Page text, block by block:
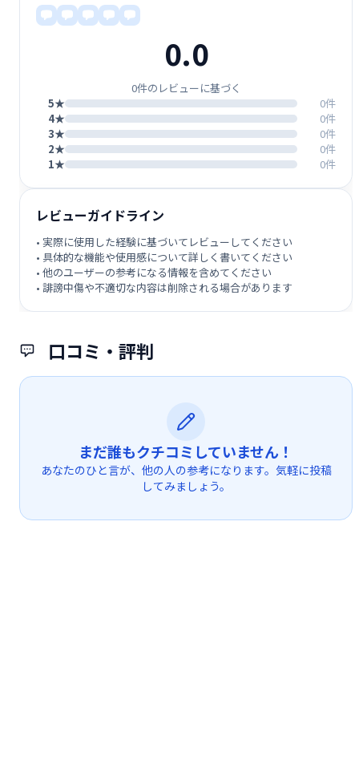
口コミ・評判
まだ誰もクチコミしていません！
あなたのひと言が、他の人の参考になります。気軽に投稿
してみましょう。
0.0
0件のレビューに基づく
5★
0件
4★
0件
3★
0件
2★
0件
1★
0件
レビューガイドライン
• 実際に使用した経験に基づいてレビューしてください
• 具体的な機能や使用感について詳しく書いてください
• 他のユーザーの参考になる情報を含めてください
• 誹謗中傷や不適切な内容は削除される場合があります